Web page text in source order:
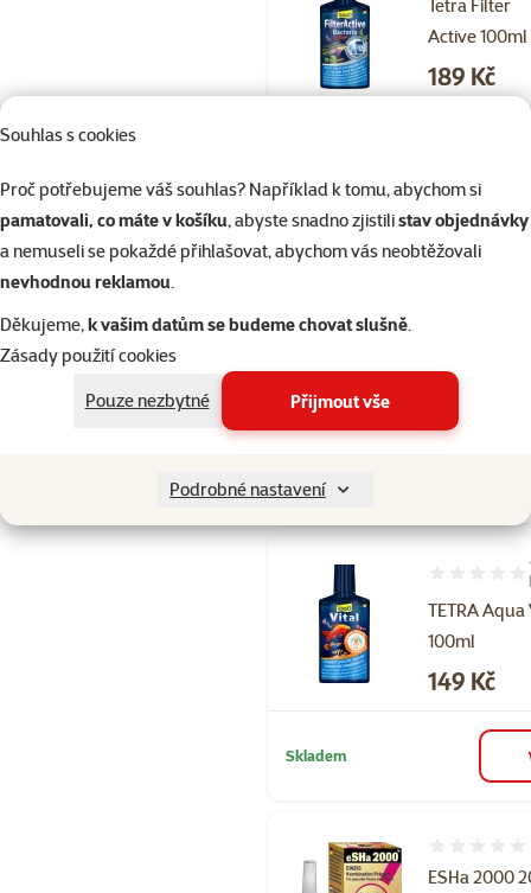
Souhlas s cookies
Proč potřebujeme váš souhlas? Například k tomu, abychom si
pamatovali, co máte v košíku, abyste snadno zjistilistav objednávky
a nemuseli se pokaždé přihlašovat, abychom vás neobtěžovali
nevhodnou reklamou.
Děkujeme,k vašim datům se budeme chovat slušně.
Zásady použití cookies
Pouze nezbytné
Přijmout vše
Podrobné nastavení
Tetra Filter
Active 100ml
Cena
189 Kč
Hodnocení
☀️Léto
Skladem
TETRA
100ml
Hodnocení
Cena
149 Kč
Skladem
ESHa 2000